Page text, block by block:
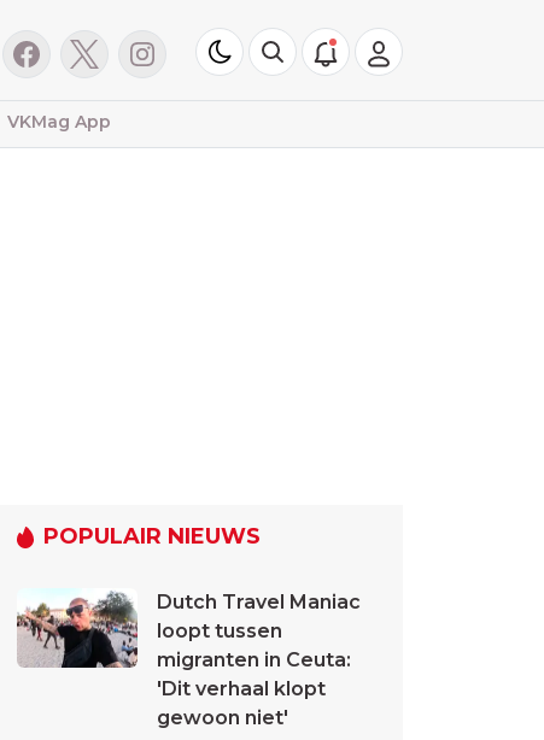
VKMag App
POPULAIR NIEUWS
Dutch Travel Maniac
loopt tussen
migranten in Ceuta:
'Dit verhaal klopt
gewoon niet'